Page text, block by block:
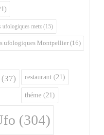
ufologiques metz (15)
ufologiques Montpellier (16)
(37) restaurant (21)
théme (21)
(304)